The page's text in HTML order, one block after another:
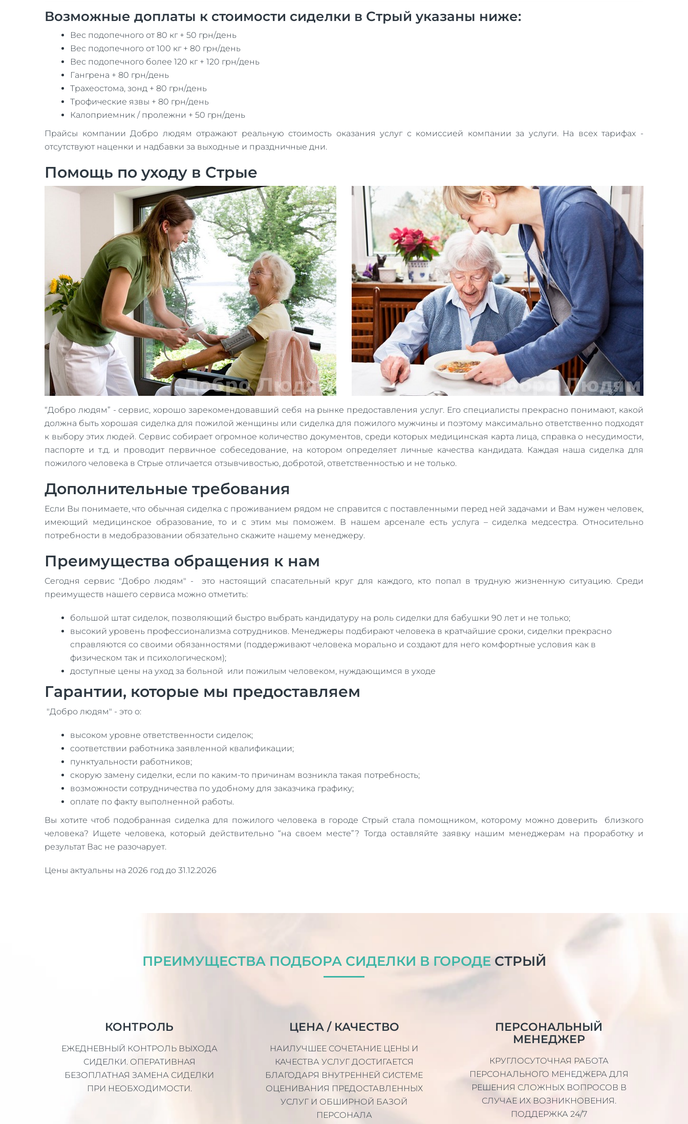
Возможные доплаты к стоимости сиделки в Стрый указаны ниже:
Вес подопечного от 80 кг + 50 грн/день
Вес подопечного от 100 кг + 80 грн/день
Вес подопечного более 120 кг + 120 грн/день
Гангрена + 80 грн/день
Трахеостома, зонд + 80 грн/день
Трофические язвы + 80 грн/день
Калоприемник / пролежни + 50 грн/день
Прайсы компании Добро людям отражают реальную стоимость оказания услуг с комиссией компании за услуги. На всех тарифах -
отсутствуют наценки и надбавки за выходные и праздничные дни.
Помощь по уходу в Стрые
“Добро людям” - сервис, хорошо зарекомендовавший себя на рынке предоставления услуг. Его специалисты прекрасно понимают, какой
должна быть хорошая сиделка для пожилой женщины или сиделка для пожилого мужчины и поэтому максимально ответственно подходят
к выбору этих людей. Сервис собирает огромное количество документов, среди которых медицинская карта лица, справка о несудимости,
паспорте и т.д. и проводит первичное собеседование, на котором определяет личные качества кандидата. Каждая наша сиделка для
пожилого человека в Стрые отличается отзывчивостью, добротой, ответственностью и не только.
Дополнительные требования
Если Вы понимаете, что обычная сиделка с проживанием рядом не справится с поставленными перед ней задачами и Вам нужен человек,
имеющий медицинское образование, то и с этим мы поможем. В нашем арсенале есть услуга – сиделка медсестра. Относительно
потребности в медобразовании обязательно скажите нашему менеджеру.
Преимущества обращения к нам
Сегодня сервис "Добро людям" - это настоящий спасательный круг для каждого, кто попал в трудную жизненную ситуацию. Среди
преимуществ нашего сервиса можно отметить:
большой штат сиделок, позволяющий быстро выбрать кандидатуру на роль сиделки для бабушки 90 лет и не только;
высокий уровень профессионализма сотрудников. Менеджеры подбирают человека в кратчайшие сроки, сиделки прекрасно
справляются со своими обязанностями (поддерживают человека морально и создают для него комфортные условия как в
физическом так и психологическом);
доступные цены на уход за больной или пожилым человеком, нуждающимся в уходе
Гарантии, которые мы предоставляем
"Добро людям" - это о:
высоком уровне ответственности сиделок;
соответствии работника заявленной квалификации;
пунктуальности работников;
скорую замену сиделки, если по каким-то причинам возникла такая потребность;
возможности сотрудничества по удобному для заказчика графику;
оплате по факту выполненной работы.
Вы хотите чтоб подобранная сиделка для пожилого человека в городе Стрый стала помощником, которому можно доверить близкого
человека? Ищете человека, который действительно “на своем месте”? Тогда оставляйте заявку нашим менеджерам на проработку и
результат Вас не разочарует.
Цены актуальны на 2026 год до 31.12.2026
ПРЕИМУЩЕСТВА ПОДБОРА СИДЕЛКИ В ГОРОДЕСТРЫЙ
КОНТРОЛЬ
ЕЖЕДНЕВНЫЙ КОНТРОЛЬ ВЫХОДА
СИДЕЛКИ. ОПЕРАТИВНАЯ
БЕЗОПЛАТНАЯ ЗАМЕНА СИДЕЛКИ
ПРИ НЕОБХОДИМОСТИ.
ЦЕНА / КАЧЕСТВО
НАИЛУЧШЕЕ СОЧЕТАНИЕ ЦЕНЫ И
КАЧЕСТВА УСЛУГ ДОСТИГАЕТСЯ
БЛАГОДАРЯ ВНУТРЕННЕЙ СИСТЕМЕ
ОЦЕНИВАНИЯ ПРЕДОСТАВЛЕННЫХ
УСЛУГ И ОБШИРНОЙ БАЗОЙ
ПЕРСОНАЛА
ПЕРСОНАЛЬНЫЙ
МЕНЕДЖЕР
КРУГЛОСУТОЧНАЯ РАБОТА
ПЕРСОНАЛЬНОГО МЕНЕДЖЕРА ДЛЯ
РЕШЕНИЯ СЛОЖНЫХ ВОПРОСОВ В
СЛУЧАЕ ИХ ВОЗНИКНОВЕНИЯ.
ПОДДЕРЖКА 24/7